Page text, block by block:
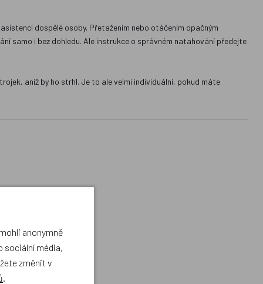
dospělé osoby. Přetažením nebo otáčením opačným
samo i bez dohledu. Ale instrukce o správném natahování předejte
aniž by ho strhl. Je to ale velmi individuální, pokud máte
anonymně
sociální média,
změnit v
.